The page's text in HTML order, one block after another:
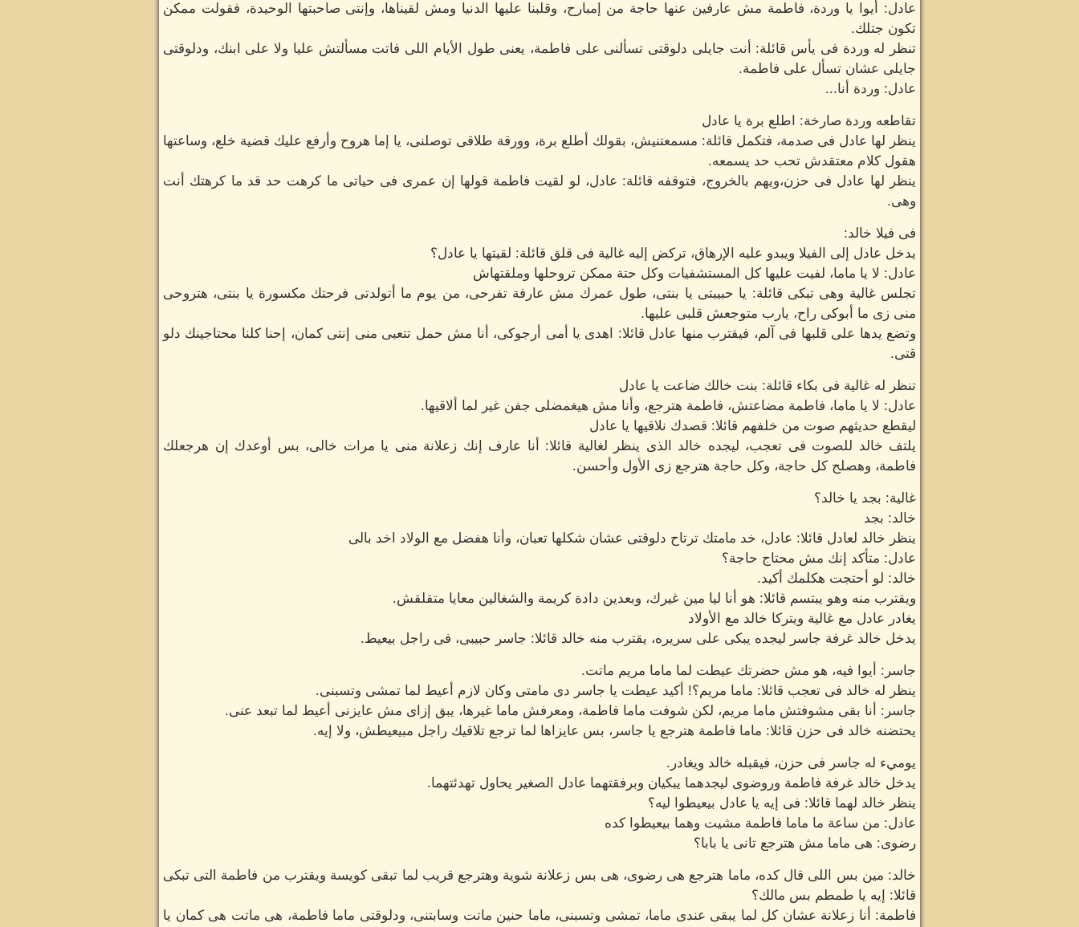
عادل: أيوا يا وردة، فاطمة مش عارفين عنها حاجة من إمبارح، وقلبنا عليها الدنيا ومش لقيناها، وإنتى صاحبتها الوحيدة، فقولت ممكن
تكون جتلك.
تنظر له وردة فى يأس قائلة: أنت جايلى دلوقتى تسألنى على فاطمة، يعنى طول الأيام اللى فاتت مسألتش عليا ولا على ابنك، ودلوقتى
جايلى عشان تسأل على فاطمة.
عادل: وردة أنا...
تقاطعه وردة صارخة: اطلع برة يا عادل
ينظر لها عادل فى صدمة، فتكمل قائلة: مسمعتنيش، بقولك أطلع برة، وورقة طلاقى توصلنى، يا إما هروح وأرفع عليك قضية خلع، وساعتها
هقول كلام معتقدش تحب حد يسمعه.
ينظر لها عادل فى حزن،ويهم بالخروج، فتوقفه قائلة: عادل، لو لقيت فاطمة قولها إن عمرى فى حياتى ما كرهت حد قد ما كرهتك أنت
وهى.
فى فيلا خالد:
يدخل عادل إلى الفيلا ويبدو عليه الإرهاق، تركض إليه غالية فى قلق قائلة: لقيتها يا عادل؟
عادل: لا يا ماما، لفيت عليها كل المستشفيات وكل حتة ممكن تروحلها وملقتهاش
تجلس غالية وهى تبكى قائلة: يا حبيبتى يا بنتى، طول عمرك مش عارفة تفرحى، من يوم ما أتولدتى فرحتك مكسورة يا بنتى، هتروحى
منى زى ما أبوكى راح، يارب متوجعش قلبى عليها.
وتضع يدها على قلبها فى آلم، فيقترب منها عادل قائلا: اهدى يا أمى أرجوكى، أنا مش حمل تتعبى منى إنتى كمان، إحنا كلنا محتاجينك دلو
قتى.
تنظر له غالية فى بكاء قائلة: بنت خالك ضاعت يا عادل
عادل: لا يا ماما، فاطمة مضاعتش، فاطمة هترجع، وأنا مش هيغمضلى جفن غير لما ألاقيها.
ليقطع حديثهم صوت من خلفهم قائلا: قصدك نلاقيها يا عادل
يلتف خالد للصوت فى تعجب، ليجده خالد الذى ينظر لغالية قائلا: أنا عارف إنك زعلانة منى يا مرات خالى، بس أوعدك إن هرجعلك
فاطمة، وهصلح كل حاجة، وكل حاجة هترجع زى الأول وأحسن.
غالية: بجد يا خالد؟
خالد: بجد
ينظر خالد لعادل قائلا: عادل، خد مامتك ترتاح دلوقتى عشان شكلها تعبان، وأنا هفضل مع الولاد اخد بالى
عادل: متأكد إنك مش محتاج حاجة؟
خالد: لو أحتجت هكلمك أكيد.
ويقترب منه وهو يبتسم قائلا: هو أنا ليا مين غيرك، وبعدين دادة كريمة والشغالين معايا متقلقش.
يغادر عادل مع غالية ويتركا خالد مع الأولاد
يدخل خالد غرفة جاسر ليجده يبكى على سريره، يقترب منه خالد قائلا: جاسر حبيبى، فى راجل بيعيط.
جاسر: أيوا فيه، هو مش حضرتك عيطت لما ماما مريم ماتت.
ينظر له خالد فى تعجب قائلا: ماما مريم؟! أكيد عيطت يا جاسر دى مامتى وكان لازم أعيط لما تمشى وتسبنى.
جاسر: أنا بقى مشوفتش ماما مريم، لكن شوفت ماما فاطمة، ومعرفش ماما غيرها، يبق إزاى مش عايزنى أعيط لما تبعد عنى.
يحتضنه خالد فى حزن قائلا: ماما فاطمة هترجع يا جاسر، بس عايزاها لما ترجع تلاقيك راجل مبيعيطش، ولا إيه.
يوميء له جاسر فى حزن، فيقبله خالد ويغادر.
يدخل خالد غرفة فاطمة وروضوى ليجدهما يبكيان وبرفقتهما عادل الصغير يحاول تهدئتهما.
ينظر خالد لهما قائلا: فى إيه يا عادل بيعيطوا ليه؟
عادل: من ساعة ما ماما فاطمة مشيت وهما بيعيطوا كده
رضوى: هى ماما مش هترجع تانى يا بابا؟
خالد: مين بس اللى قال كده، ماما هترجع هى رضوى، هى بس زعلانة شوية وهترجع قريب لما تبقى كويسة ويقترب من فاطمة التى تبكى
قائلا: إيه يا طمطم بس مالك؟
فاطمة: أنا زعلانة عشان كل لما يبقى عندى ماما، تمشى وتسبنى، ماما حنين ماتت وسابتنى، ودلوقتى ماما فاطمة، هى ماتت هى كمان يا